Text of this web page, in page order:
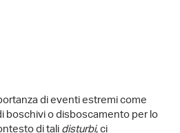
di eventi estremi come
boschivi o disboscamento per lo